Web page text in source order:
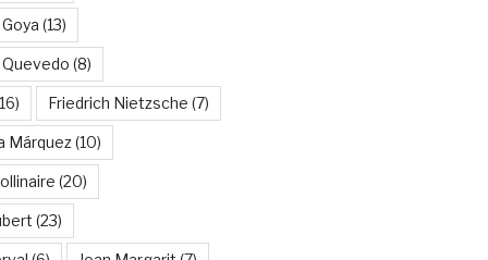
(13)
(8)
Friedrich Nietzsche (7)
Márquez(10)
(20)
(23)